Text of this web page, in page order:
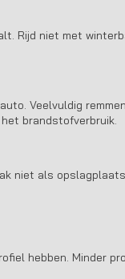
Rijd niet met
Veelvuldig
brandstofverbruik.
niet als
hebben. Minder